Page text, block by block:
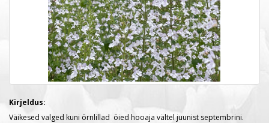
Kirjeldus:
Väikesed valged kuni ōrnlillad ōied hooaja vältel juunist septembrini.